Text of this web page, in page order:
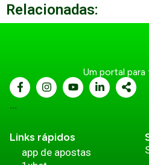
Relacionadas:
Um portal
...
Links rápidos
app de apostas